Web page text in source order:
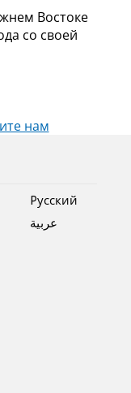
Востоке
со своей
нам
Pусский
عربية